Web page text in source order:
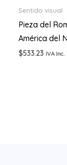
Sentido visual
Pieza del
América del
$533.23 IVA Inc.